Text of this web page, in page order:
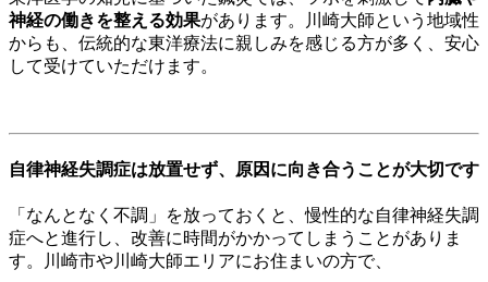
神経の働きを整える効果があります。川崎大師という地域性
からも、伝統的な東洋療法に親しみを感じる方が多く、安心
して受けていただけます。
自律神経失調症は放置せず、原因に向き合うことが大切です
「なんとなく不調」を放っておくと、慢性的な自律神経失調
症へと進行し、改善に時間がかかってしまうことがありま
す。川崎市や川崎大師エリアにお住まいの方で、